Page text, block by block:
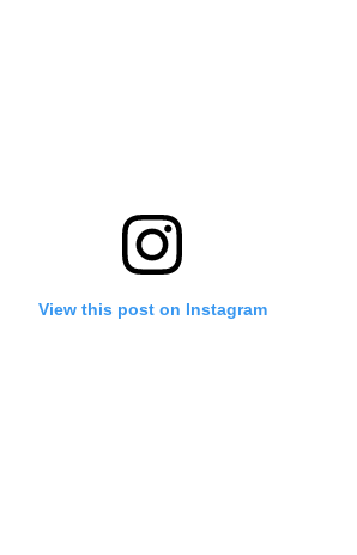
View this post on Instagram